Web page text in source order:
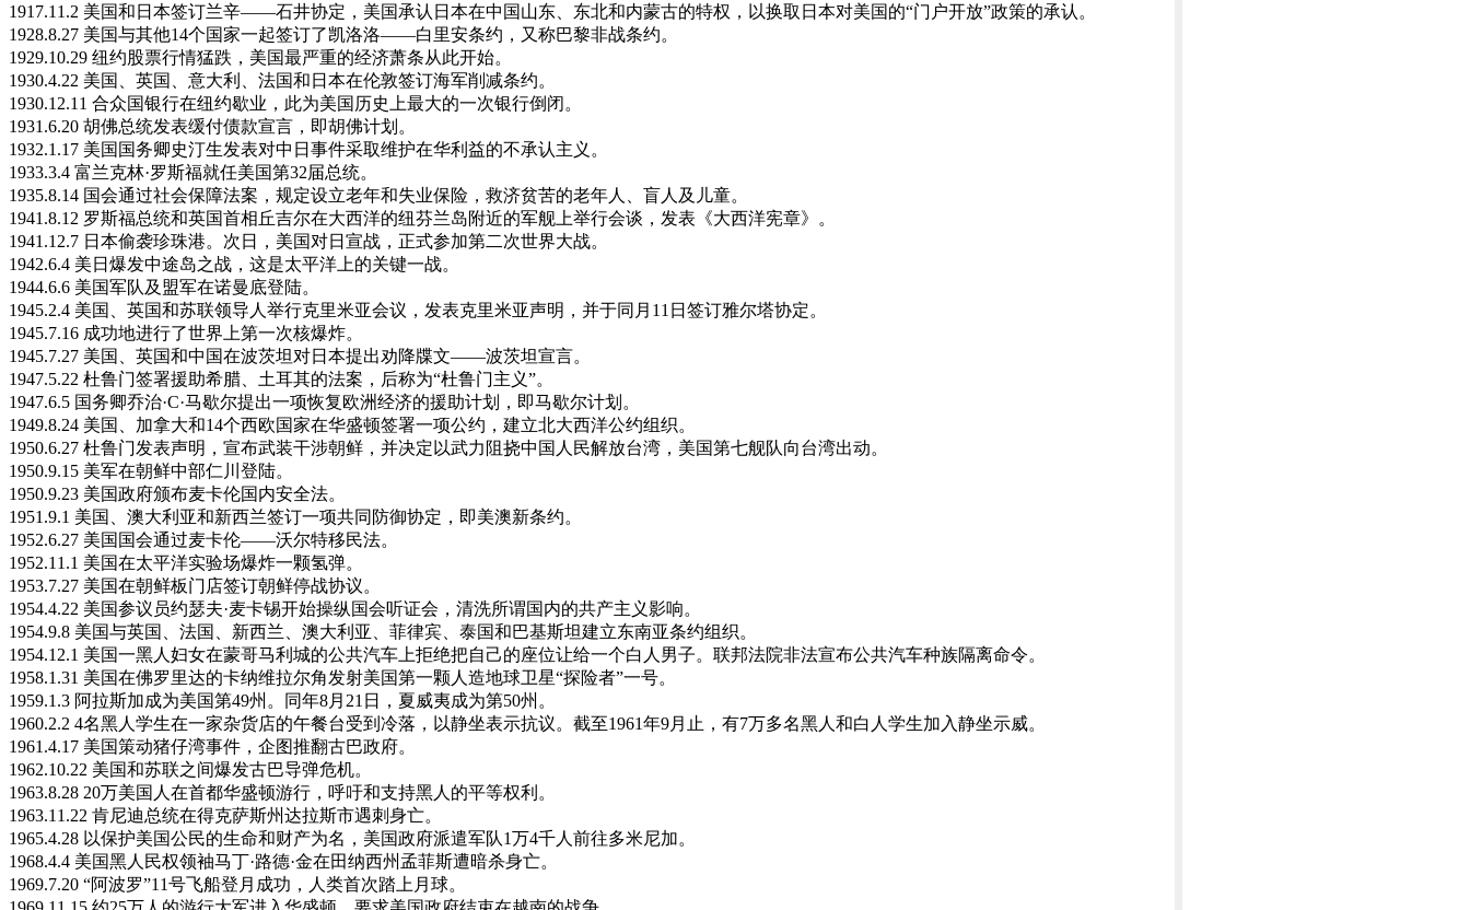
1917.11.2 美国和日本签订兰辛——石井协定，美国承认日本在中国山东、东北和内蒙古的特权，以换取日本对美国的“门户开放”政策的承认。
1928.8.27 美国与其他14个国家一起签订了凯洛洛——白里安条约，又称巴黎非战条约。
1929.10.29 纽约股票行情猛跌，美国最严重的经济萧条从此开始。
1930.4.22 美国、英国、意大利、法国和日本在伦敦签订海军削减条约。
1930.12.11 合众国银行在纽约歇业，此为美国历史上最大的一次银行倒闭。
1931.6.20 胡佛总统发表缓付债款宣言，即胡佛计划。
1932.1.17 美国国务卿史汀生发表对中日事件采取维护在华利益的不承认主义。
1933.3.4 富兰克林·罗斯福就任美国第32届总统。
1935.8.14 国会通过社会保障法案，规定设立老年和失业保险，救济贫苦的老年人、盲人及儿童。
1941.8.12 罗斯福总统和英国首相丘吉尔在大西洋的纽芬兰岛附近的军舰上举行会谈，发表《大西洋宪章》。
1941.12.7 日本偷袭珍珠港。次日，美国对日宣战，正式参加第二次世界大战。
1942.6.4 美日爆发中途岛之战，这是太平洋上的关键一战。
1944.6.6 美国军队及盟军在诺曼底登陆。
1945.2.4 美国、英国和苏联领导人举行克里米亚会议，发表克里米亚声明，并于同月11日签订雅尔塔协定。
1945.7.16 成功地进行了世界上第一次核爆炸。
1945.7.27 美国、英国和中国在波茨坦对日本提出劝降牒文——波茨坦宣言。
1947.5.22 杜鲁门签署援助希腊、土耳其的法案，后称为“杜鲁门主义”。
1947.6.5 国务卿乔治·C·马歇尔提出一项恢复欧洲经济的援助计划，即马歇尔计划。
1949.8.24 美国、加拿大和14个西欧国家在华盛顿签署一项公约，建立北大西洋公约组织。
1950.6.27 杜鲁门发表声明，宣布武装干涉朝鲜，并决定以武力阻挠中国人民解放台湾，美国第七舰队向台湾出动。
1950.9.15 美军在朝鲜中部仁川登陆。
1950.9.23 美国政府颁布麦卡伦国内安全法。
1951.9.1 美国、澳大利亚和新西兰签订一项共同防御协定，即美澳新条约。
1952.6.27 美国国会通过麦卡伦——沃尔特移民法。
1952.11.1 美国在太平洋实验场爆炸一颗氢弹。
1953.7.27 美国在朝鲜板门店签订朝鲜停战协议。
1954.4.22 美国参议员约瑟夫·麦卡锡开始操纵国会听证会，清洗所谓国内的共产主义影响。
1954.9.8 美国与英国、法国、新西兰、澳大利亚、菲律宾、泰国和巴基斯坦建立东南亚条约组织。
1954.12.1 美国一黑人妇女在蒙哥马利城的公共汽车上拒绝把自己的座位让给一个白人男子。联邦法院非法宣布公共汽车种族隔离命令。
1958.1.31 美国在佛罗里达的卡纳维拉尔角发射美国第一颗人造地球卫星“探险者”一号。
1959.1.3 阿拉斯加成为美国第49州。同年8月21日，夏威夷成为第50州。
1960.2.2 4名黑人学生在一家杂货店的午餐台受到冷落，以静坐表示抗议。截至1961年9月止，有7万多名黑人和白人学生加入静坐示威。
1961.4.17 美国策动猪仔湾事件，企图推翻古巴政府。
1962.10.22 美国和苏联之间爆发古巴导弹危机。
1963.8.28 20万美国人在首都华盛顿游行，呼吁和支持黑人的平等权利。
1963.11.22 肯尼迪总统在得克萨斯州达拉斯市遇刺身亡。
1965.4.28 以保护美国公民的生命和财产为名，美国政府派遣军队1万4千人前往多米尼加。
1968.4.4 美国黑人民权领袖马丁·路德·金在田纳西州孟菲斯遭暗杀身亡。
1969.7.20 “阿波罗”11号飞船登月成功，人类首次踏上月球。